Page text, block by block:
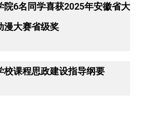
院6名同学喜获2025年安徽省大
漫大赛省级奖
校课程思政建设指导纲要